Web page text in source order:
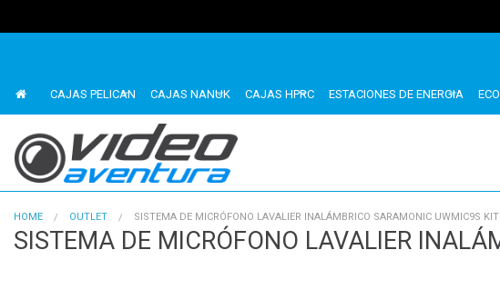
CAJAS PELICAN CAJAS NANUK CAJAS HPRC ESTACIONES DE ENERGIA
HOME OUTLET SISTEMA DE MICRÓFONO LAVALIER INALÁMBRICO SARAMONIC UWMIC9S
SISTEMA DE MICRÓFONO LAVALIER